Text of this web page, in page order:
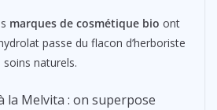
marques de cosmétique bio ont
passe du flacon d’herboriste
soins naturels.
la Melvita : on superpose